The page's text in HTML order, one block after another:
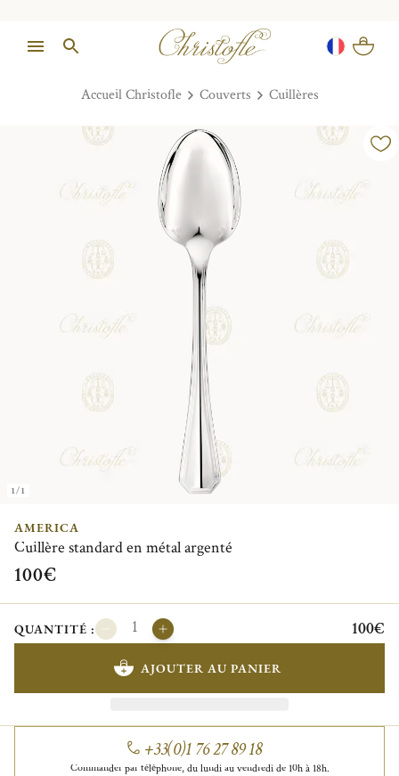
Accueil Christofle Couverts Cuillères
1/1
AMERICA
Cuillère standard en métal argenté
100€
QUANTITÉ : 100€
AJOUTER AU PANIER
+33(0)1 76 27 89 18
Commander par téléphone, du lundi au vendredi de 10h à 18h.